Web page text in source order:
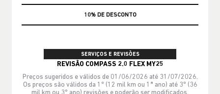
MÃO DE OBRA
SERVIÇOS E REVISÕES
REVISÃO COMPASS 2.0 FLEX MY25
Preços sugeridos e válidos de 01/06/2026 até 31/07/2026.
Os preços são válidos da 1º (12 mil km ou 1ª ano) até 3º (36